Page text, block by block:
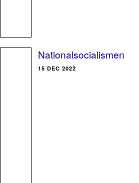
Nationalsocialismen
15 DEC 2022